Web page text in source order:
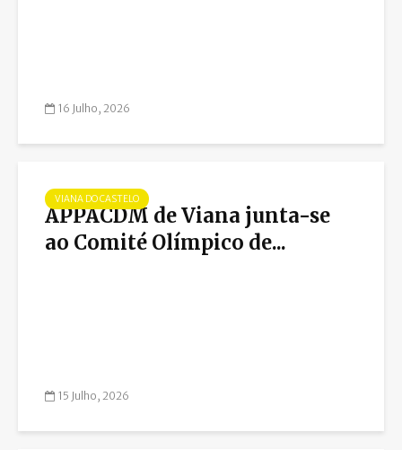
16 Julho, 2026
VIANA DO CASTELO
APPACDM de Viana junta-se
ao Comité Olímpico de...
15 Julho, 2026